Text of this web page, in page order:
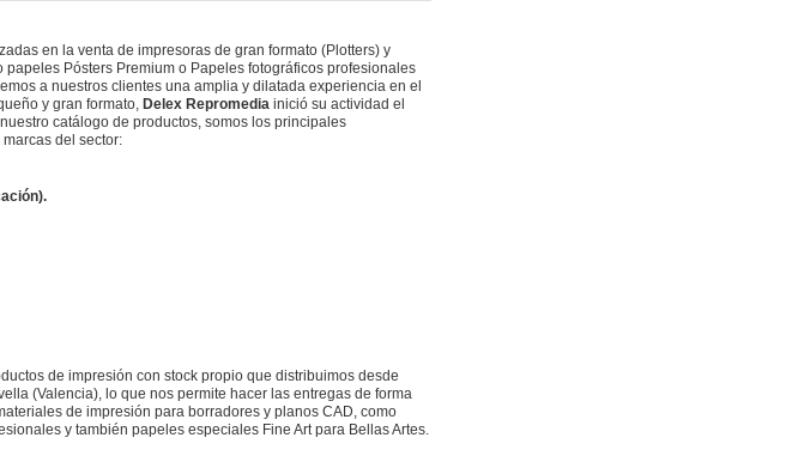
en la venta de impresoras de gran formato (Plotters) y
Pósters Premium o Papeles fotográficos profesionales
a nuestros clientes una amplia y dilatada experiencia en el
y gran formato, Delex Repromedia inició su actividad el
catálogo de productos, somos los principales
del sector:
de impresión con stock propio que distribuimos desde
(Valencia), lo que nos permite hacer las entregas de forma
de impresión para borradores y planos CAD, como
y también papeles especiales Fine Art para Bellas Artes.